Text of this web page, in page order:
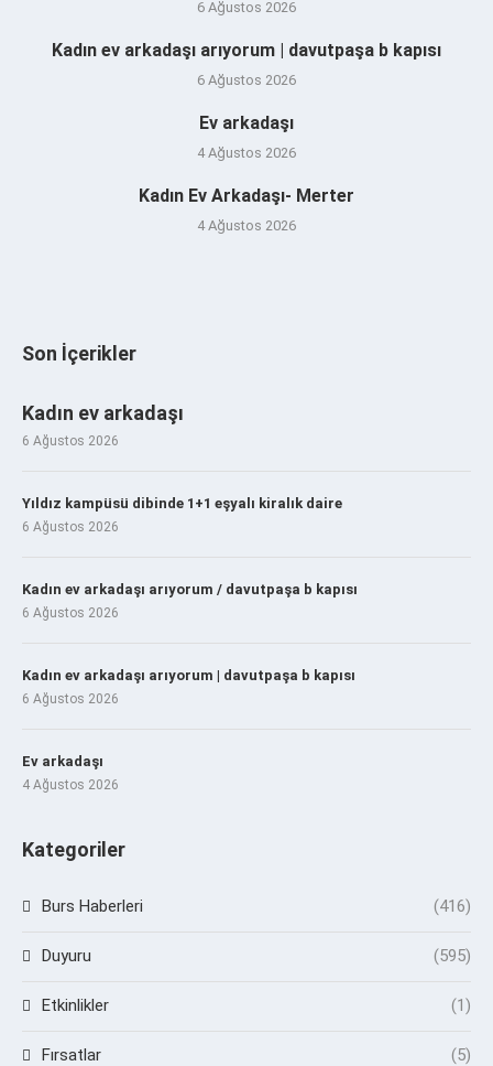
6 Ağustos 2026
Kadın ev arkadaşı arıyorum | davutpaşa b kapısı
6 Ağustos 2026
Ev arkadaşı
4 Ağustos 2026
Kadın Ev Arkadaşı- Merter
4 Ağustos 2026
Son İçerikler
Kadın ev arkadaşı
6 Ağustos 2026
Yıldız kampüsü dibinde 1+1 eşyalı kiralık daire
6 Ağustos 2026
Kadın ev arkadaşı arıyorum / davutpaşa b kapısı
6 Ağustos 2026
Kadın ev arkadaşı arıyorum | davutpaşa b kapısı
6 Ağustos 2026
Ev arkadaşı
4 Ağustos 2026
Kategoriler
Burs Haberleri (416)
Duyuru (595)
Etkinlikler (1)
Fırsatlar (5)